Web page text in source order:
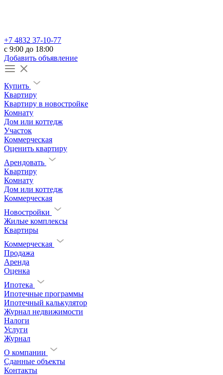
+7 4832 37-10-77
c 9:00 до 18:00
Добавить объявление
Купить
Квартиру
Квартиру в новостройке
Комнату
Дом или коттедж
Участок
Коммерческая
Оценить квартиру
Арендовать
Квартиру
Комнату
Дом или коттедж
Коммерческая
Новостройки
Жилые комплексы
Квартиры
Коммерческая
Продажа
Аренда
Оценка
Ипотека
Ипотечные программы
Ипотечный калькулятор
Журнал недвижимости
Налоги
Услуги
Журнал
О компании
Сданные объекты
Контакты